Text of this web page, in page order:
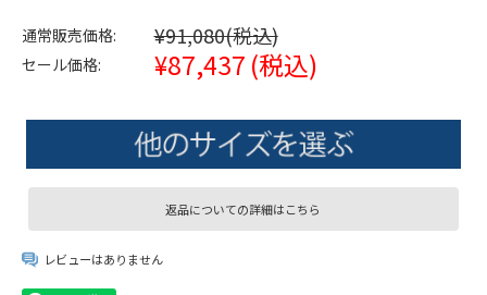
通常販売価格: ¥91,080(税込)
セール価格: ¥87,437 (税込)
返品についての詳細はこちら
レビューはありません